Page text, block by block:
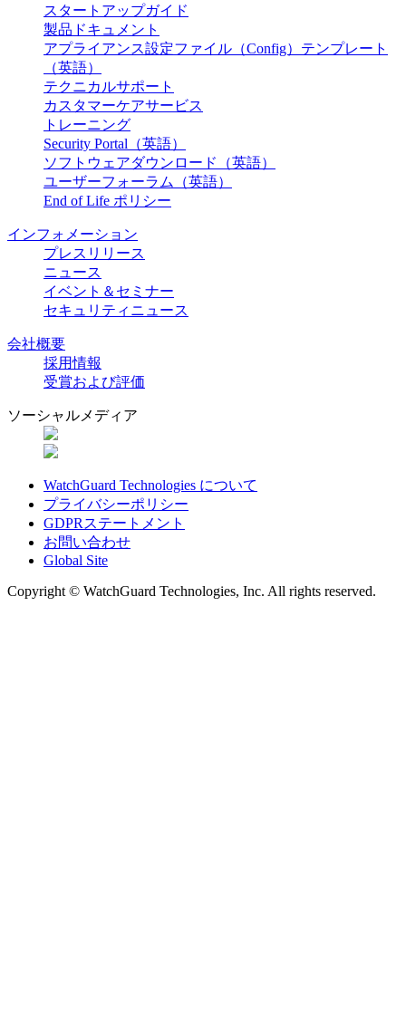
スタートアップガイド
製品ドキュメント
アプライアンス設定ファイル（Config）テンプレート
（英語）
テクニカルサポート
カスタマーケアサービス
トレーニング
Security Portal（英語）
ソフトウェアダウンロード（英語）
ユーザーフォーラム（英語）
End of Life ポリシー
インフォメーション
プレスリリース
ニュース
イベント＆セミナー
セキュリティニュース
会社概要
採用情報
受賞および評価
ソーシャルメディア
WatchGuard Technologies について
プライバシーポリシー
GDPRステートメント
お問い合わせ
Global Site
Copyright © WatchGuard Technologies, Inc. All rights reserved.